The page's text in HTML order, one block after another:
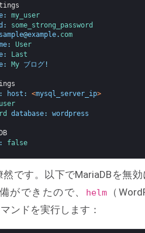
:
my_user
:
some_strong_password
sample@example. com
:
User
:
Last
: My ブログ!
host : <mysql_server_ip>
database: wordpress
: false
です。以下でMariaDBを無
ができたので、
helm（
ンドを実行します：